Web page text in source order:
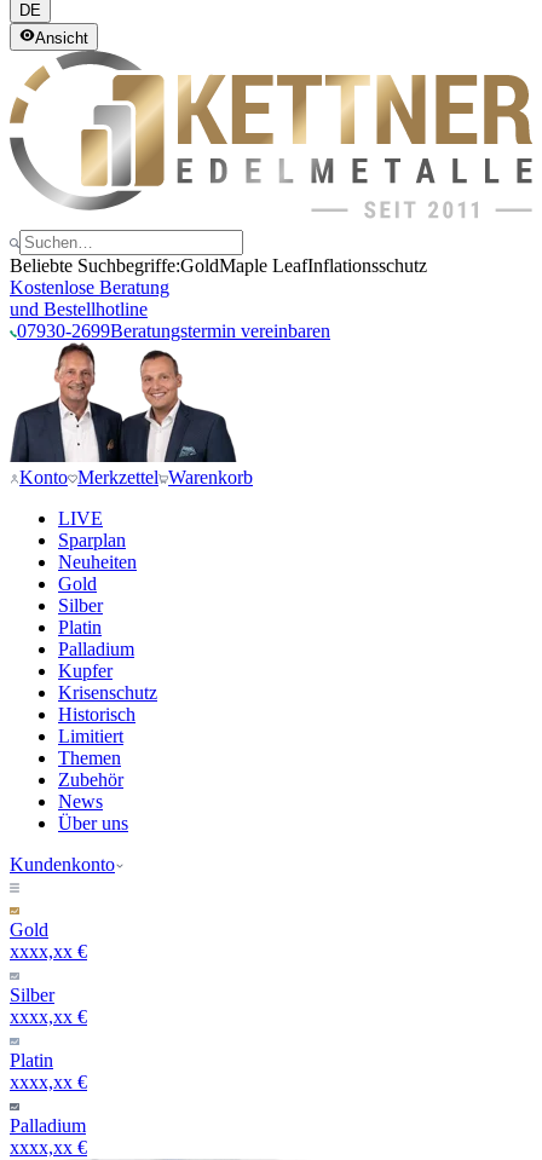
DE
Ansicht
Beliebte Suchbegriffe:GoldMaple LeafInflationsschutz
Kostenlose Beratung
und Bestellhotline
07930-2699Beratungstermin vereinbaren
Konto Merkzettel Warenkorb
LIVE
Sparplan
Neuheiten
Gold
Silber
Platin
Palladium
Kupfer
Krisenschutz
Historisch
Limitiert
Themen
Zubehör
News
Über uns
Kundenkonto
Gold
xxxx,xx €
Silber
xxxx,xx €
Platin
xxxx,xx €
Palladium
xxxx,xx €